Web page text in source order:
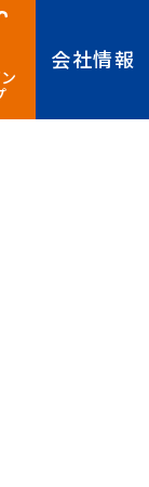
会社情報